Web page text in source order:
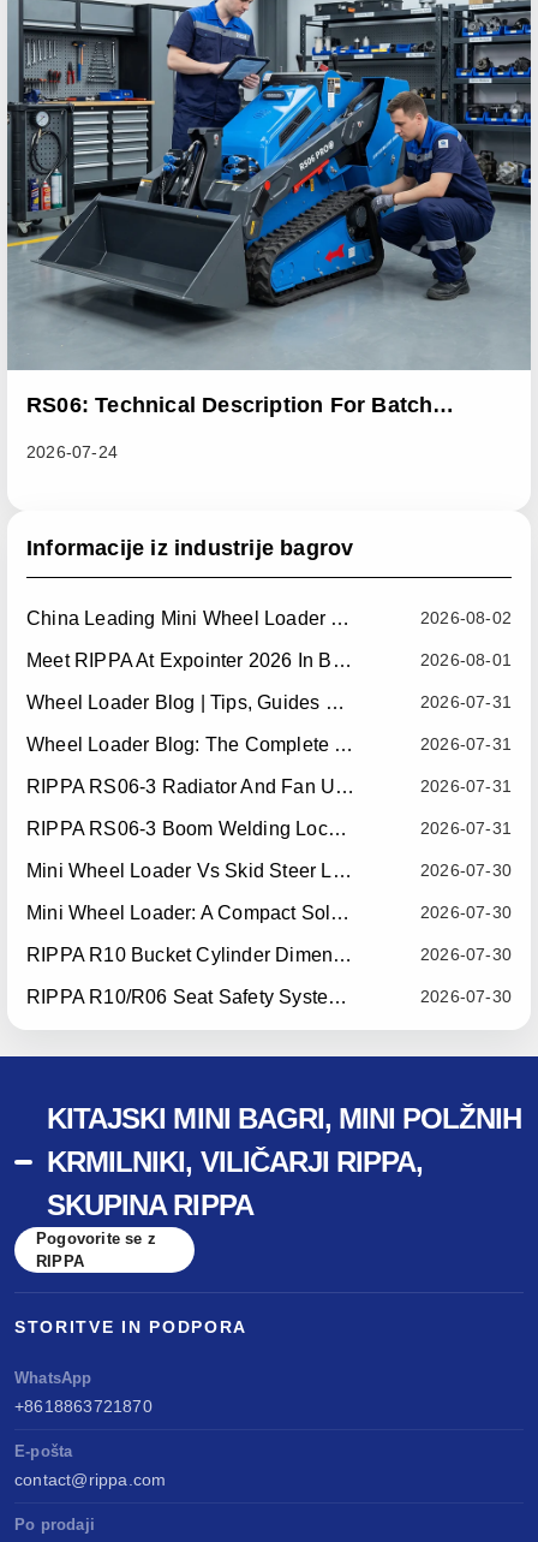
RS06: Technical Description For Batch
2026-07-24
Informacije iz industrije bagrov
2026-08-02
China Leading Mini Wheel Loader Supplier: Reliable Compact Wheel Loaders For Global Markets
2026-08-01
Meet RIPPA At Expointer 2026 In Brazil
2026-07-31
Wheel Loader Blog | Tips, Guides & Attachments
2026-07-31
Wheel Loader Blog: The Complete Guide To Wheel Loaders For Construction, Agriculture, And Material Handling
2026-07-31
RIPPA RS06-3 Radiator And Fan Upgrade — Effective July 10, 2026
2026-07-31
RIPPA RS06-3 Boom Welding Locating Bar Optimization — Effective July 15, 2026
2026-07-30
Mini Wheel Loader Vs Skid Steer Loader: Which Compact Machine Is Better For Your Business?
2026-07-30
Mini Wheel Loader: A Compact Solution For Efficient Material Handling
2026-07-30
RIPPA R10 Bucket Cylinder Dimension Optimization — Effective July 15, 2026
2026-07-30
RIPPA R10/R06 Seat Safety System Upgrade — Effective July 22, 2026
KITAJSKI MINI BAGRI, MINI POLŽNIH
KRMILNIKI, VILIČARJI RIPPA,
SKUPINA RIPPA
Pogovorite se z
RIPPA
STORITVE IN PODPORA
WhatsApp
+8618863721870
E-pošta
contact@rippa.com
Po prodaji